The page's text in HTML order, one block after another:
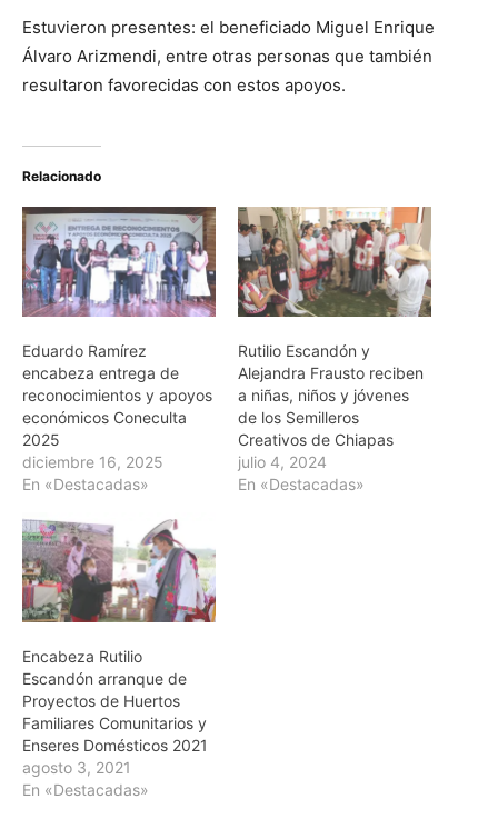
Estuvieron presentes: el beneficiado Miguel Enrique
Álvaro Arizmendi, entre otras personas que también
resultaron favorecidas con estos apoyos.
Relacionado
Eduardo Ramírez
encabeza entrega de
reconocimientos y apoyos
económicos Coneculta
2025
diciembre 16, 2025
En «Destacadas»
Rutilio Escandón y
Alejandra Frausto reciben
a niñas, niños y jóvenes
de los Semilleros
Creativos de Chiapas
julio 4, 2024
En «Destacadas»
Encabeza Rutilio
Escandón arranque de
Proyectos de Huertos
Familiares Comunitarios y
Enseres Domésticos 2021
agosto 3, 2021
En «Destacadas»